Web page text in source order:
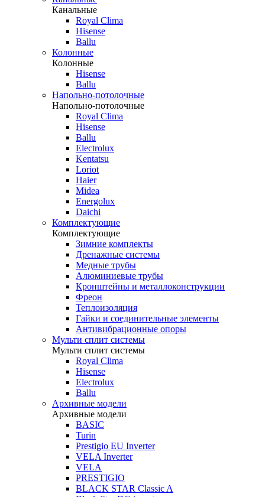
Канальные
Royal Clima
Hisense
Ballu
Колонные
Колонные
Hisense
Ballu
Напольно-потолочные
Напольно-потолочные
Royal Clima
Hisense
Ballu
Electrolux
Kentatsu
Loriot
Haier
Midea
Energolux
Daichi
Комплектующие
Комплектующие
Зимние комплекты
Дренажные системы
Медные трубы
Алюминиевые трубы
Кронштейны и металлоконструкции
Фреон
Теплоизоляция
Гайки и соединительные элементы
Антивибрационные опоры
Мульти сплит системы
Мульти сплит системы
Royal Clima
Hisense
Electrolux
Ballu
Архивные модели
Архивные модели
BASIC
Turin
Prestigio EU Inverter
VELA Inverter
VELA
PRESTIGIO
BLACK STAR Classic A